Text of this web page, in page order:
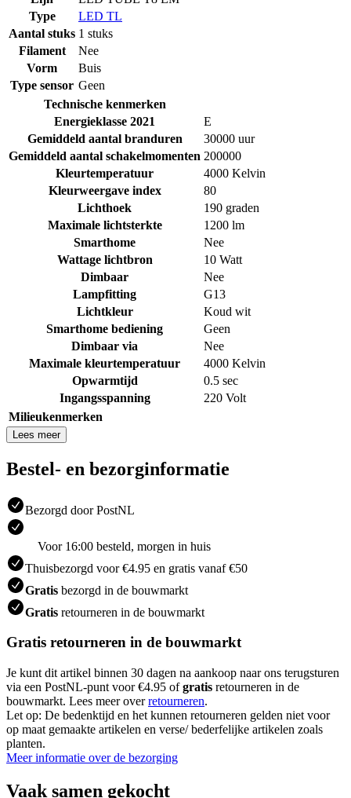
Type
LED TL
Aantal stuks 1 stuks
Filament
Nee
Vorm
Buis
Type sensor Geen
Technische kenmerken
Energieklasse 2021
E
Gemiddeld aantal branduren
30000 uur
Gemiddeld aantal schakelmomenten 200000
Kleurtemperatuur
4000 Kelvin
Kleurweergave index
80
Lichthoek
190 graden
Maximale lichtsterkte
1200 lm
Smarthome
Nee
Wattage lichtbron
10 Watt
Dimbaar
Nee
Lampfitting
G13
Lichtkleur
Koud wit
Smarthome bediening
Geen
Dimbaar via
Nee
Maximale kleurtemperatuur
4000 Kelvin
Opwarmtijd
0.5 sec
Ingangsspanning
220 Volt
Milieukenmerken
Lees meer
Bestel- en bezorginformatie
Bezorgd door PostNL
Voor 16:00 besteld, morgen in huis
Thuisbezorgd voor €4.95 en gratis vanaf €50
Gratis bezorgd in de bouwmarkt
Gratis retourneren in de bouwmarkt
Gratis retourneren in de bouwmarkt
Je kunt dit artikel binnen 30 dagen na aankoop naar ons terugsturen
via een PostNL-punt voor €4.95 ofgratis retourneren in de
bouwmarkt. Lees meer overretourneren.
Let op: De bedenktijd en het kunnen retourneren gelden niet voor
op maat gemaakte artikelen en verse/ bederfelijke artikelen zoals
planten.
Meer informatie over de bezorging
Vaak samen gekocht